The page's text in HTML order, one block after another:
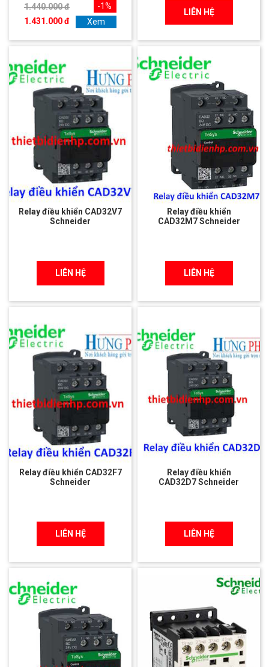
1.440.000 đ
1.431.000 đ
-1%
Xem
LIÊN HỆ
Relay điều khiển CAD32V7
Schneider
LIÊN HỆ
Relay điều khiển
CAD32M7 Schneider
LIÊN HỆ
Relay điều khiển CAD32F7
Schneider
LIÊN HỆ
Relay điều khiển
CAD32D7 Schneider
LIÊN HỆ